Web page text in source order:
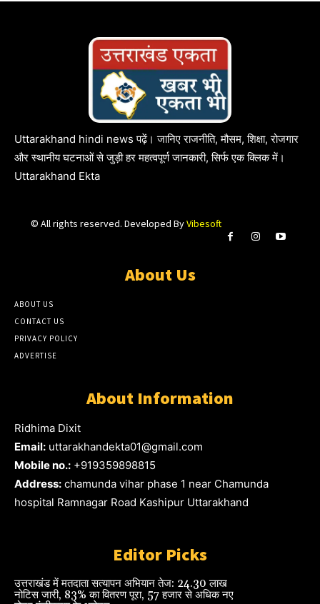
Uttarakhand hindi news पढ़ें। जानिए राजनीति, मौसम, शिक्षा, रोजगार
और स्थानीय घटनाओं से जुड़ी हर महत्वपूर्ण जानकारी, सिर्फ एक क्लिक में।
Uttarakhand Ekta
© All rights reserved. Developed ByVibesoft
About Us
ABOUT US
CONTACT US
PRIVACY POLICY
ADVERTISE
About Information
Ridhima Dixit
Email: uttarakhandekta01@gmail.com
Mobile no.: +919359898815
Address: chamunda vihar phase 1 near Chamunda
hospital Ramnagar Road Kashipur Uttarakhand
Editor Picks
उत्तराखंड में मतदाता सत्यापन अभियान तेज: 24.30 लाख
नोटिस जारी, 83% का वितरण पूरा, 57 हजार से अधिक नए